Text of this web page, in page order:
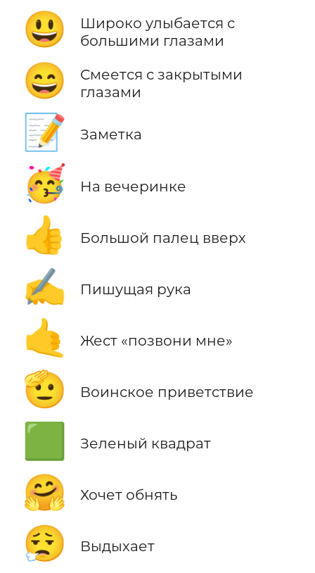
😃
Широко улыбается с
большими глазами
😄
Смеется с закрытыми
глазами
📝 Заметка
🥳 На вечеринке
👍 Большой палец вверх
✍️ Пишущая рука
🤙 Жест «позвони мне»
🫡 Воинское приветствие
🟩 Зеленый квадрат
🤗 Хочет обнять
😮‍💨 Выдыхает